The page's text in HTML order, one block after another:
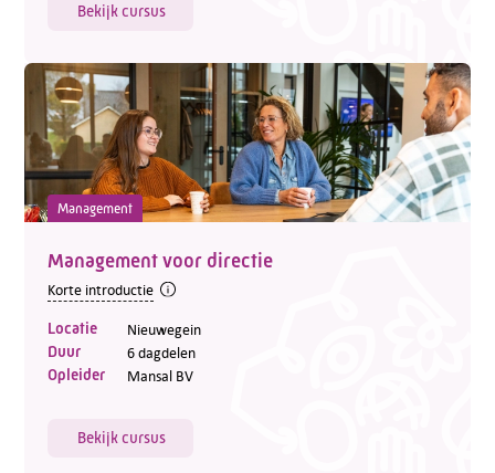
Bekijk cursus
Management
Management voor directie
Korte introductie
Locatie Nieuwegein
Duur 6 dagdelen
Opleider Mansal BV
Bekijk cursus